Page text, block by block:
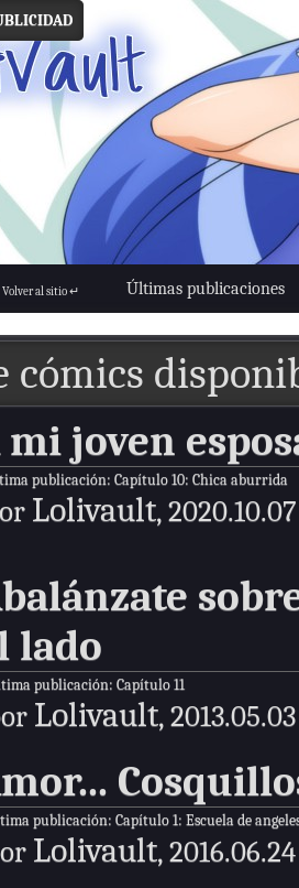
Últimas publicaciones
Volver al sitio ↵
cómics
mi joven
publicación: Capítulo 10: Chica aburrida
Lolivault, 2020.10.07
lado
publicación: Capítulo 11
Lolivault, 2013.05.03
publicación: Capítulo 1: Escuela de
Lolivault, 2016.06.24